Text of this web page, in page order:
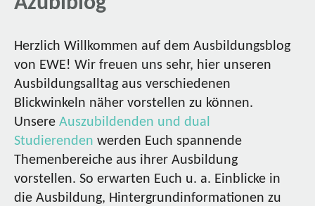
Herzlich Willkommen auf dem Ausbildungsblog
von EWE! Wir freuen uns sehr, hier unseren
Ausbildungsalltag aus verschiedenen
Blickwinkeln näher vorstellen zu können.
Unsere Auszubildenden und dual
Studierenden werden Euch spannende
Themenbereiche aus ihrer Ausbildung
vorstellen. So erwarten Euch u. a. Einblicke in
die Ausbildung, Hintergrundinformationen zu